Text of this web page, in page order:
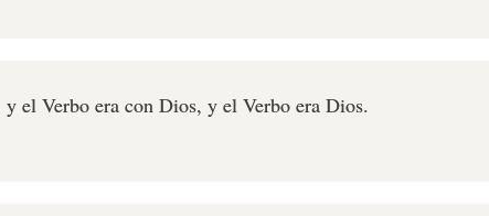
el Verbo era con Dios, y el Verbo era Dios.